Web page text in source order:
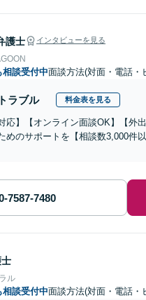
護士 インタビューを見る
相談受付中面談方法(対面・電話・
ラブル 料金表を見る
応】【オンライン面談OK】【
めのサポートを【相談数3,000件
ル
相談受付中面談方法(対面・電話・